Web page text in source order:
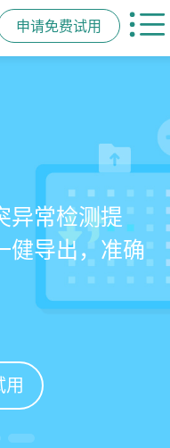
申请免费试用
易
管理系
45%
用
异常检测提
健导出，准确
用
老师带课量
清晰可查免扯
用
、家长，沟
心铸口碑促续
用